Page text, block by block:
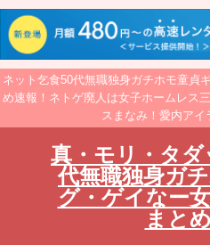
ネット乞食50代無職独身ガチホモ童貞
め速報！ネトゲ廃人は女子ホームレス
スまなみ！愛内アイ
真・モリ・タダ
代無職独身ガ
グ・ゲイなー
まと